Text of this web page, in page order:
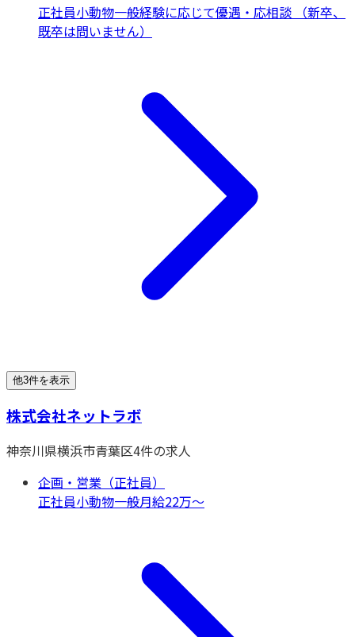
正社員小動物一般経験に応じて優遇・応相談 （新卒、
既卒は問いません）
他3件を表示
株式会社ネットラボ
神奈川県横浜市青葉区4件の求人
企画・営業（正社員）
正社員小動物一般月給22万〜